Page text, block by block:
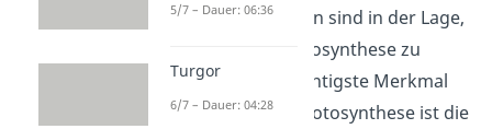
vor. Diese Bakterien sind in der Lage,
eine oxygene Photosynthese zu
betreiben. Das wichtigste Merkmal
einer oxygenen Photosynthese ist die
5/7 – Dauer: 06:36
Turgor
6/7 – Dauer: 04:28